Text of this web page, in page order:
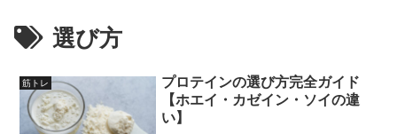
選び方
筋トレ
プロテインの選び方完全ガイド
【ホエイ・カゼイン・ソイの違
い】